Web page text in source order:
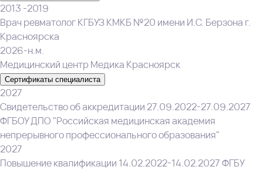
2013 -2019
Врач ревматолог КГБУЗ КМКБ №20 имени И.С. Берзона г.
Красноярска
2026-н.м.
Медицинский центр Медика Красноярск
Сертификаты специалиста
2027
Свидетельство об аккредитации 27.09.2022-27.09.2027
ФГБОУ ДПО "Российская медицинская академия
непрерывного профессионального образования"
2027
Повышение квалификации 14.02.2022-14.02.2027 ФГБУ